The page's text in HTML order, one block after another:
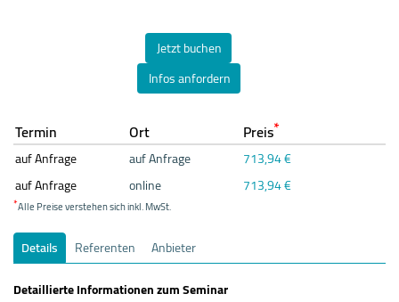
Jetzt buchen
Infos anfordern
Termin Ort Preis*
auf Anfrage auf Anfrage
713,94 €
auf Anfrage
online 713,94 €
*Alle Preise verstehen sich inkl. MwSt.
Details Referenten
Anbieter
Detaillierte Informationen zum Seminar